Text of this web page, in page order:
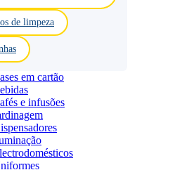
de limpeza
em cartão
e infusões